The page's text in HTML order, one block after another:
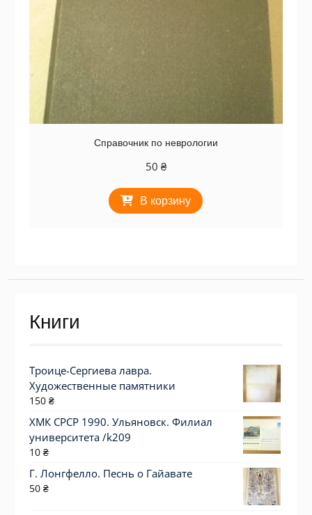
Справочник по неврологии
50 ₴
В корзину
Книги
Троице-Сергиева лавра.
Художественные памятники
150 ₴
ХМК СРСР 1990. Ульяновск. Филиал
университета /k209
10 ₴
Г. Лонгфелло. Песнь о Гайавате
50 ₴